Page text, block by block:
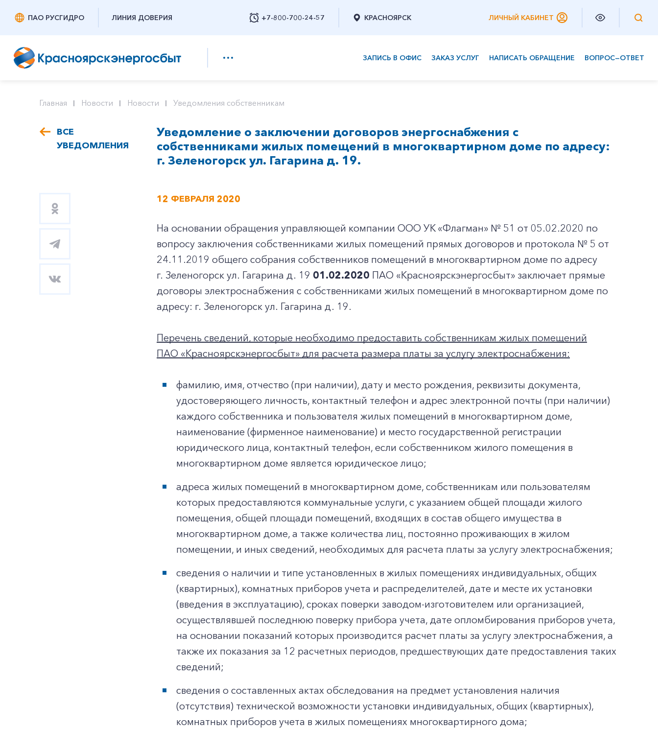
ПАО РУСГИДРО ЛИНИЯ ДОВЕРИЯ +7-800-700-24-57
Заказать обратный звонок
КРАСНОЯРСК ЛИЧНЫЙ КАБИНЕТ
ЗАПИСЬ В ОФИС ЗАКАЗ УСЛУГ НАПИСАТЬ ОБРАЩЕНИЕ ВОПРОС—ОТВЕТ
Главная Новости Новости Уведомления собственникам
ВСЕ
УВЕДОМЛЕНИЯ
Уведомление о заключении договоров энергоснабжения с
собственниками жилых помещений в многоквартирном доме по адресу:
г. Зеленогорск ул. Гагарина д. 19.
12 ФЕВРАЛЯ 2020
На основании обращения управляющей компании ООО УК «Флагман» № 51 от 05.02.2020 по
вопросу заключения собственниками жилых помещений прямых договоров и протокола № 5 от
24.11.2019 общего собрания собственников помещений в многоквартирном доме по адресу
г. Зеленогорск ул. Гагарина д. 19 01.02.2020 ПАО «Красноярскэнергосбыт» заключает прямые
договоры электроснабжения с собственниками жилых помещений в многоквартирном доме по
адресу: г. Зеленогорск ул. Гагарина д. 19.
Перечень сведений, которые необходимо предоставить собственникам жилых помещений
ПАО «Красноярскэнергосбыт» для расчета размера платы за услугу электроснабжения:
фамилию, имя, отчество (при наличии), дату и место рождения, реквизиты документа,
удостоверяющего личность, контактный телефон и адрес электронной почты (при наличии)
каждого собственника и пользователя жилых помещений в многоквартирном доме,
наименование (фирменное наименование) и место государственной регистрации
юридического лица, контактный телефон, если собственником жилого помещения в
многоквартирном доме является юридическое лицо;
адреса жилых помещений в многоквартирном доме, собственникам или пользователям
которых предоставляются коммунальные услуги, с указанием общей площади жилого
помещения, общей площади помещений, входящих в состав общего имущества в
многоквартирном доме, а также количества лиц, постоянно проживающих в жилом
помещении, и иных сведений, необходимых для расчета платы за услугу электроснабжения;
сведения о наличии и типе установленных в жилых помещениях индивидуальных, общих
(квартирных), комнатных приборов учета и распределителей, дате и месте их установки
(введения в эксплуатацию), сроках поверки заводом-изготовителем или организацией,
осуществлявшей последнюю поверку прибора учета, дате опломбирования приборов учета,
на основании показаний которых производится расчет платы за услугу электроснабжения, а
также их показания за 12 расчетных периодов, предшествующих дате предоставления таких
сведений;
сведения о составленных актах обследования на предмет установления наличия
(отсутствия) технической возможности установки индивидуальных, общих (квартирных),
комнатных приборов учета в жилых помещениях многоквартирного дома;